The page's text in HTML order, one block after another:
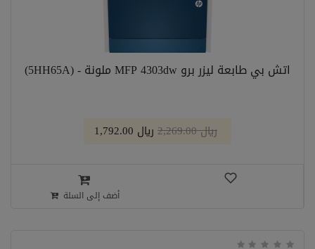
اتش بي طابعة ليزر برو MFP 4303dw ملونة - (5HH65A)
﷼ 2,269.00 ﷼ 1,792.00
أضف إلى السلة